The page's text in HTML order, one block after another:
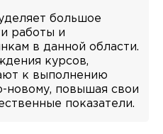
большое
работы и
в данной области.
курсов,
к выполнению
новому, повышая свои
показатели.